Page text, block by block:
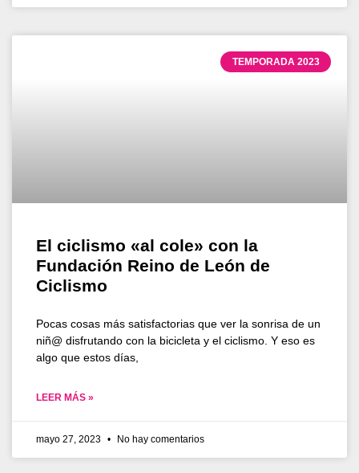
TEMPORADA 2023
El ciclismo «al cole» con la
Fundación Reino de León de
Ciclismo
Pocas cosas más satisfactorias que ver la sonrisa de un
niñ@ disfrutando con la bicicleta y el ciclismo. Y eso es
algo que estos días,
LEER MÁS »
mayo 27, 2023 No hay comentarios